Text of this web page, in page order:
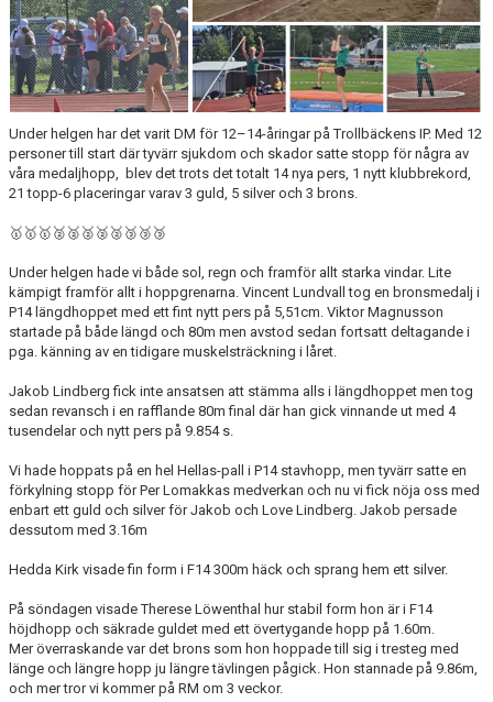
Under helgen har det varit DM för 12–14-åringar på Trollbäckens IP. Med 12
personer till start där tyvärr sjukdom och skador satte stopp för några av
våra medaljhopp, blev det trots det totalt 14 nya pers, 1 nytt klubbrekord,
21 topp-6 placeringar varav 3 guld, 5 silver och 3 brons.
🥇🥇🥇🥈🥈🥈🥈🥈🥉🥉🥉
Under helgen hade vi både sol, regn och framför allt starka vindar. Lite
kämpigt framför allt i hoppgrenarna. Vincent Lundvall tog en bronsmedalj i
P14 längdhoppet med ett fint nytt pers på 5,51cm. Viktor Magnusson
startade på både längd och 80m men avstod sedan fortsatt deltagande i
pga. känning av en tidigare muskelsträckning i låret.
Jakob Lindberg fick inte ansatsen att stämma alls i längdhoppet men tog
sedan revansch i en rafflande 80m final där han gick vinnande ut med 4
tusendelar och nytt pers på 9.854 s.
Vi hade hoppats på en hel Hellas-pall i P14 stavhopp, men tyvärr satte en
förkylning stopp för Per Lomakkas medverkan och nu vi fick nöja oss med
enbart ett guld och silver för Jakob och Love Lindberg. Jakob persade
dessutom med 3.16m
Hedda Kirk visade fin form i F14 300m häck och sprang hem ett silver.
På söndagen visade Therese Löwenthal hur stabil form hon är i F14
höjdhopp och säkrade guldet med ett övertygande hopp på 1.60m.
Mer överraskande var det brons som hon hoppade till sig i tresteg med
länge och längre hopp ju längre tävlingen pågick. Hon stannade på 9.86m,
och mer tror vi kommer på RM om 3 veckor.